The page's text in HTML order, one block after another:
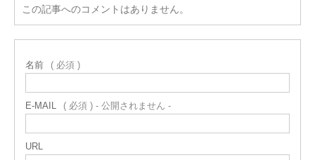
この記事へのコメントはありません。
名前 ( 必須 )
E-MAIL ( 必須 ) - 公開されません -
URL